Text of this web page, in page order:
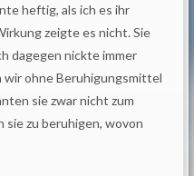
heftig, als ich es ihr
zeigte es nicht. Sie
dagegen nickte immer
wir ohne Beruhigungsmittel
sie zwar nicht zum
sie zu beruhigen, wovon